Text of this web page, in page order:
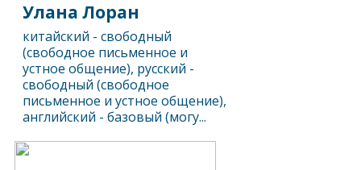
Улана Лоран
китайский - свободный
(свободное письменное и
устное общение), русский -
свободный (свободное
письменное и устное общение),
английский - базовый (могу...